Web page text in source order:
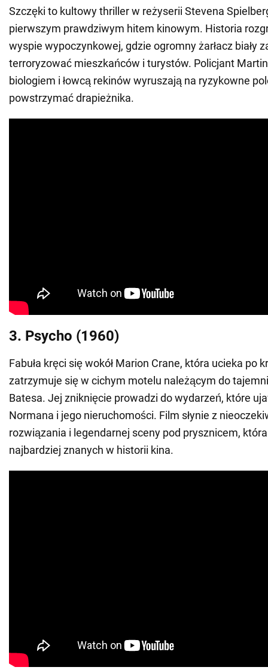
Szczęki to kultowy thriller w reżyserii Stevena
pierwszym prawdziwym hitem kinowym. Historia
wyspie wypoczynkowej, gdzie ogromny żarłacz biały
terroryzować mieszkańców i turystów. Policjant
biologiem i łowcą rekinów wyruszają na ryzykowne
powstrzymać drapieżnika.
3. Psycho (1960)
Fabuła kręci się wokół Marion Crane, która ucieka po
zatrzymuje się w cichym motelu należącym do
Batesa. Jej zniknięcie prowadzi do wydarzeń, które
Normana i jego nieruchomości. Film słynie z
rozwiązania i legendarnej sceny pod prysznicem, która
najbardziej znanych w historii kina.